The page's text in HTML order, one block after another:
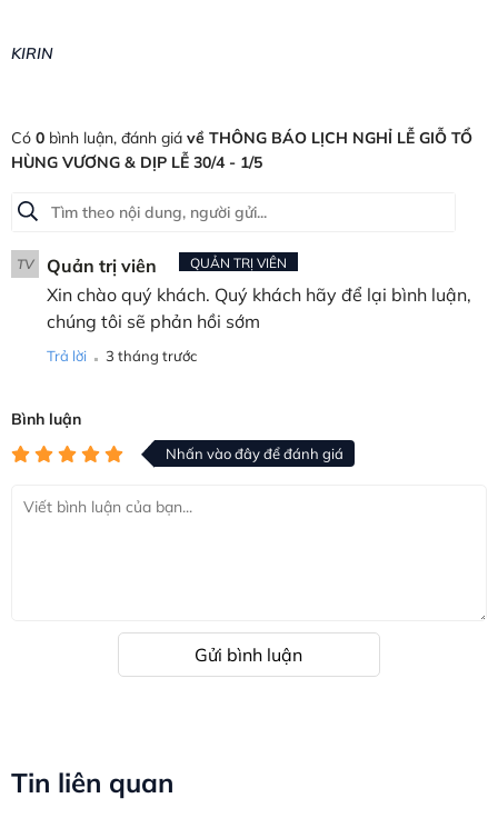
KIRIN
Có 0 bình luận, đánh giá về THÔNG BÁO LỊCH NGHỈ LỄ GIỖ TỔ
HÙNG VƯƠNG & DỊP LỄ 30/4 - 1/5
TV Quản trị viên QUẢN TRỊ VIÊN
Xin chào quý khách. Quý khách hãy để lại bình luận,
chúng tôi sẽ phản hồi sớm
Trả lời . 3 tháng trước
Bình luận
Nhấn vào đây để đánh giá
Gửi bình luận
Tin liên quan